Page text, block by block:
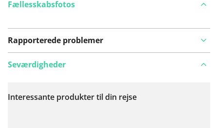
Fællesskabsfotos
Rapporterede problemer
Se på kort
Seværdigheder
Interessante produkter til din rejse